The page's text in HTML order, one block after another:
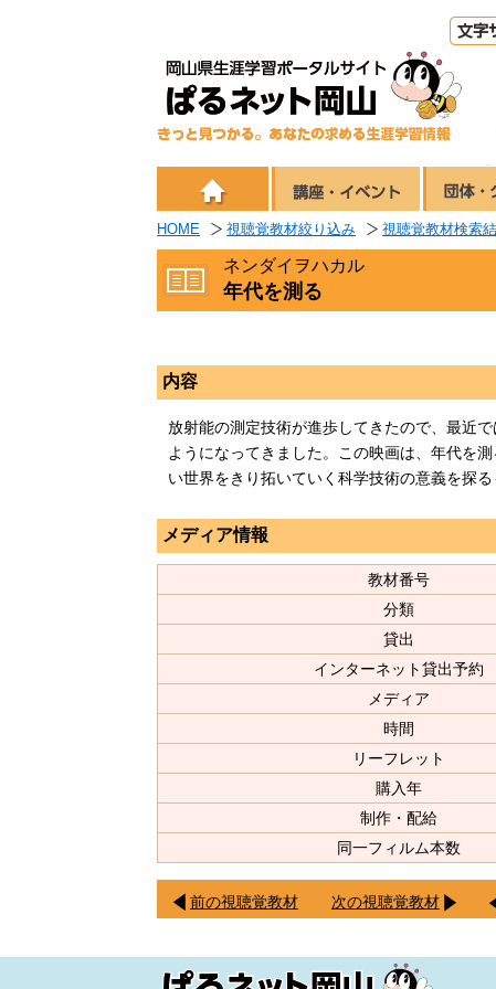
HOME 視聴覚教材絞り込み 視聴覚教材検索
ネンダイヲハカル
年代を測る
内容
放射能の測定技術が進歩してきたので、最近
ようになってきました。この映画は、年代を
い世界をきり拓いていく科学技術の意義を探る
メディア情報
教材番号
分類
貸出
インターネット貸出予約
メディア
時間
リーフレット
購入年
制作・配給
同一フィルム本数
前の視聴覚教材 次の視聴覚教材